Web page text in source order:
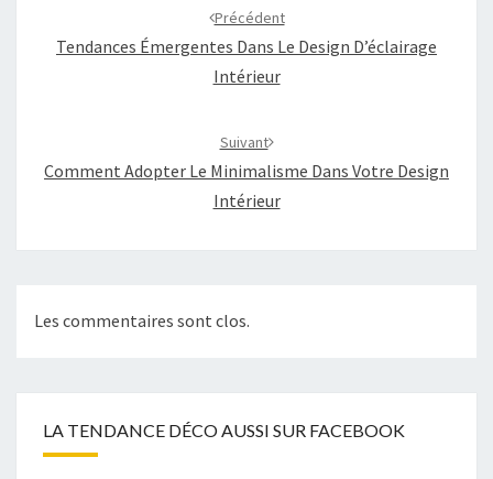
Précédent
Tendances Émergentes Dans Le Design D’éclairage
Intérieur
Suivant
Comment Adopter Le Minimalisme Dans Votre Design
Intérieur
Les commentaires sont clos.
LA TENDANCE DÉCO AUSSI SUR FACEBOOK